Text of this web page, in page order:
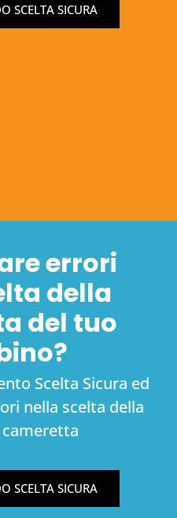
SCELTA SICURA
errori
della
del tuo
Scelta Sicura ed
nella scelta della
SCELTA SICURA